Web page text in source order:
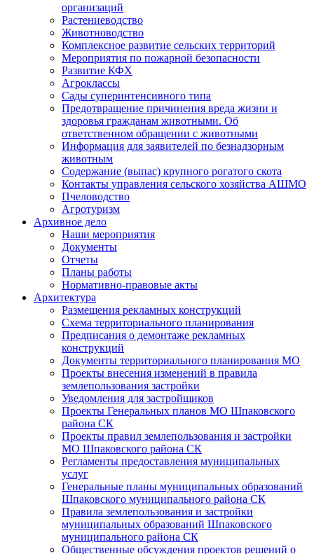
организаций
Растениеводство
Животноводство
Комплексное развитие сельских территорий
Мероприятия по пожарной безопасности
Развитие КФХ
Агроклассы
Сады суперинтенсивного типа
Предотвращение причинения вреда жизни и
здоровья гражданам животными. Об
ответственном обращении с животными
Информация для заявителей по безнадзорным
животным
Содержание (выпас) крупного рогатого скота
Контакты управления сельского хозяйства АШМО
Пчеловодство
Агротуризм
Архивное дело
Наши мероприятия
Документы
Отчеты
Планы работы
Нормативно-правовые акты
Архитектура
Размещения рекламных конструкций
Схема территориального планирования
Предписания о демонтаже рекламных
конструкций
Документы территориального планирования МО
Проекты внесения изменений в правила
землепользования застройки
Уведомления для застройщиков
Проекты Генеральных планов МО Шпаковского
района СК
Проекты правил землепользования и застройки
МО Шпаковского района СК
Регламенты предоставления муниципальных
услуг
Генеральные планы муниципальных образований
Шпаковского муниципального района СК
Правила землепользования и застройки
муниципальных образований Шпаковского
муниципального района СК
Общественные обсуждения проектов решений о